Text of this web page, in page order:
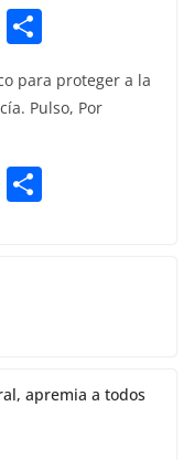
T
a
m
m
para proteger a la
Pulso, Por
T
apremia a todos